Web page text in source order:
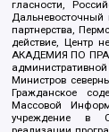
гласности,
Дальневосточный
партнерства,
действие, Центр
АКАДЕМИЯ ПО
Министров
Гражданское
Массовой
учреждение в